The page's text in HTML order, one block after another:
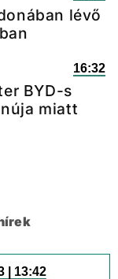
lévő
16:32
BYD-s
miatt
| 13:42